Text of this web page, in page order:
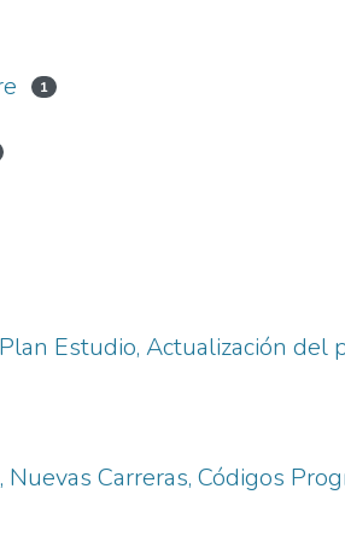
1
Estudio, Actualización
Carreras, Códigos